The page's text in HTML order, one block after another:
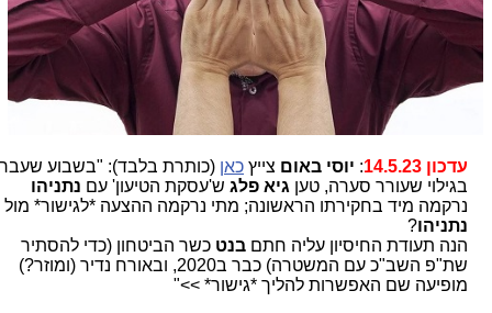
עדכון 14.5.23 :יוסי באוםצייץכאן(כותרת בלבד): "בשבוע שעבר,
בגילוי שעורר סערה, טעןגיא פלגש'עסקת הטיעון' עםנתניהו
נרקמה מיד בחקירתו הראשונה; מתי נרקמה ההצעה *לגישור* מול
נתניהו?
הנה תעודת החיסיון עליה חתםבנטכשר הביטחון (כדי להסתיר
שת"פ השב"כ עם המשטרה) כבר ב2020, ובאורח נדיר (ומוזר?)
מופיעה שם האפשרות להליך *גישור* >>"